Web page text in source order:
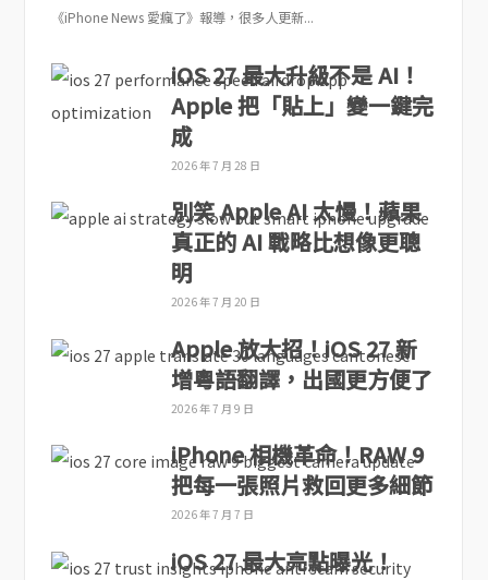
《iPhone News 愛瘋了》報導，很多人更新...
iOS 27 最大升級不是 AI！
Apple 把「貼上」變一鍵完
成
2026 年 7 月 28 日
別笑 Apple AI 太慢！蘋果
真正的 AI 戰略比想像更聰
明
2026 年 7 月 20 日
Apple 放大招！iOS 27 新
增粵語翻譯，出國更方便了
2026 年 7 月 9 日
iPhone 相機革命！RAW 9
把每一張照片救回更多細節
2026 年 7 月 7 日
iOS 27 最大亮點曝光！